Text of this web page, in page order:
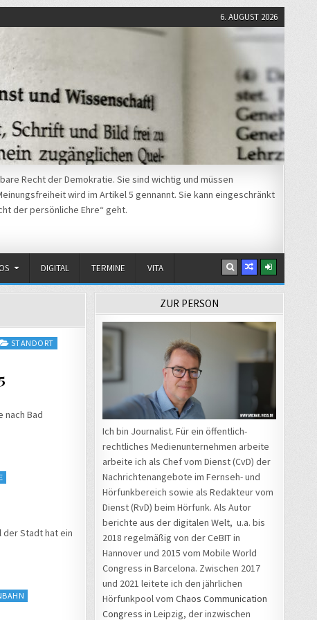
6. AUGUST 2026
Recht der Demokratie. Sie sind wichtig und müssen
wird im Artikel 5 gennannt. Sie kann eingeschränkt
der persönliche Ehre“ geht.
DIGITAL TERMINE VITA
STANDORT
nach Bad
der Stadt hat ein
ZUR PERSON
Ich bin Journalist. Für ein öffentlich-
rechtliches Medienunternehmen arbeite
arbeite ich als Chef vom Dienst (CvD) der
Nachrichtenangebote im Fernseh- und
Hörfunkbereich sowie als Redakteur vom
Dienst (RvD) beim Hörfunk. Als Autor
berichte aus der digitalen Welt, u.a. bis
2018 regelmäßig von der CeBIT in
Hannover und 2015 vom Mobile World
Congress in Barcelona. Zwischen 2017
und 2021 leitete ich den jährlichen
Hörfunkpool vom Chaos Communication
Congress in Leipzig, der inzwischen